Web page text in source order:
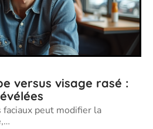
versus visage rasé :
peut modifier la
…